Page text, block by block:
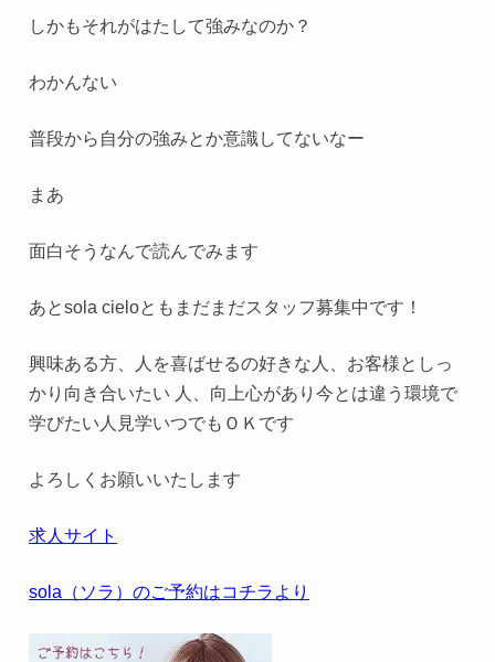
しかもそれがはたして強みなのか？
わかんない
普段から自分の強みとか意識してないなー
まあ
面白そうなんで読んでみます
あとsola cieloともまだまだスタッフ募集中です！
興味ある方、人を喜ばせるの好きな人、お客様としっ
かり向き合いたい 人、向上心があり今とは違う環境で
学びたい人見学いつでもＯＫです
よろしくお願いいたします
求人サイト
sola（ソラ）のご予約はコチラより